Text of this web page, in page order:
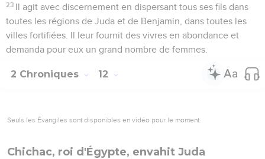
23 Il agit avec discernement en dispersant tous ses fils dans
toutes les régions de Juda et de Benjamin, dans toutes les
villes fortifiées. Il leur fournit des vivres en abondance et
demanda pour eux un grand nombre de femmes.
2 Chroniques 12
Seuls les Évangiles sont disponibles en vidéo pour le moment.
Chichac, roi d'Égypte, envahit Juda